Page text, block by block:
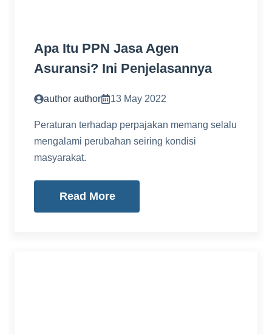
Apa Itu PPN Jasa Agen
Asuransi? Ini Penjelasannya
author author 13 May 2022
Peraturan terhadap perpajakan memang selalu
mengalami perubahan seiring kondisi
masyarakat.
Read More